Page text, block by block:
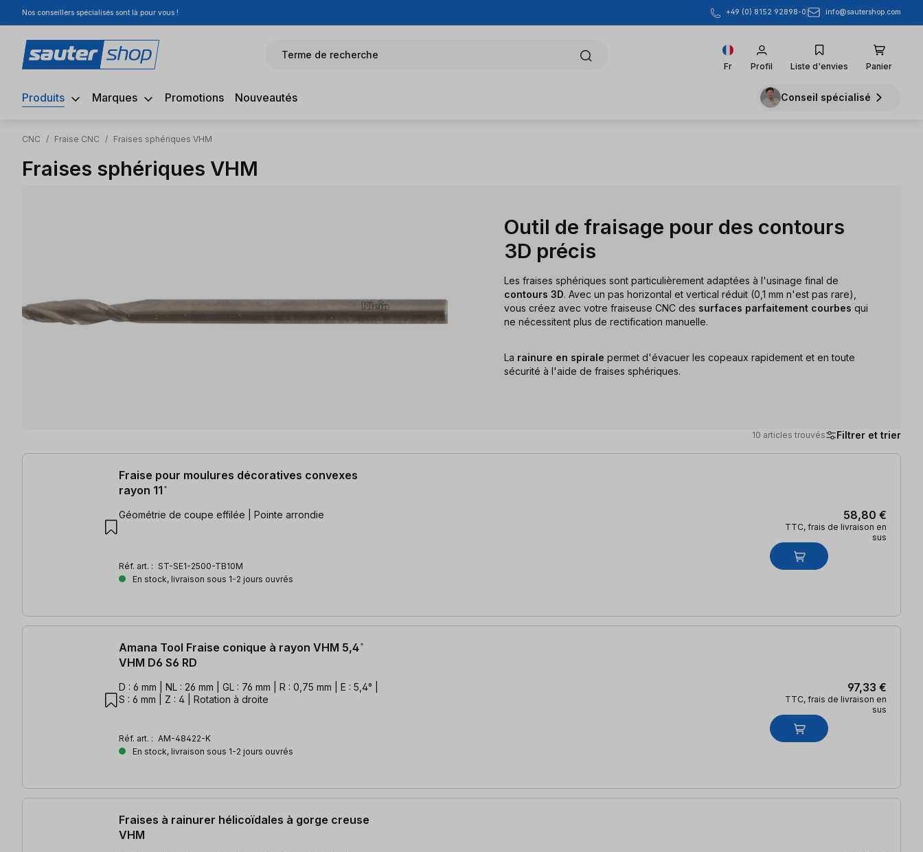
au contenu principal
Passer à la recherche
Passer à la navigation principale
Nos conseillers spécialisés sont là pour vous ! +49 (0) 8152 92898-0 info@sautershop.com
Terme de recherche
Fr Profil Liste d'envies Panier
Produits Marques Promotions Nouveautés Conseil spécialisé
CNC / Fraise CNC / Fraises sphériques VHM
Fraises sphériques VHM
Outil de fraisage pour des contours
3D précis
Les fraises sphériques sont particulièrement adaptées à l'usinage final de
contours 3D. Avec un pas horizontal et vertical réduit (0,1 mm n'est pas rare),
vous créez avec votre fraiseuse CNC des surfaces parfaitement courbes qui
ne nécessitent plus de rectification manuelle.
La rainure en spirale permet d'évacuer les copeaux rapidement et en toute
sécurité à l'aide de fraises sphériques.
10 articles trouvés Filtrer et trier
10 articles trouvés
Fraise pour moulures décoratives convexes
rayon 11 ̊
Géométrie de coupe effilée | Pointe arrondie
Réf. art. : ST-SE1-2500-TB10M
En stock, livraison sous 1-2 jours ouvrés
58,80 €
TTC, frais de livraison en
sus
Amana Tool Fraise conique à rayon VHM 5,4 ̊
VHM D6 S6 RD
D : 6 mm | NL : 26 mm | GL : 76 mm | R : 0,75 mm | E : 5,4° |
S : 6 mm | Z : 4 | Rotation à droite
Réf. art. : AM-48422-K
En stock, livraison sous 1-2 jours ouvrés
97,33 €
TTC, frais de livraison en
sus
Fraises à rainurer hélicoïdales à gorge creuse
VHM